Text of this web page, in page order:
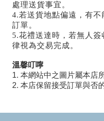
處理送貨事宜。
4.若送貨地點偏遠，有
訂單。
5.花禮送達時，若無人
律視為交易完成。
溫馨叮嚀
1. 本網站中之圖片屬本店
2. 本店保留接受訂單與否